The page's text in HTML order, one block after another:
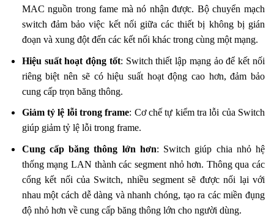
MAC nguồn trong fame mà nó nhận được. Bộ chuyển mạch
switch đảm bảo việc kết nối giữa các thiết bị không bị gián
đoạn và xung đột đến các kết nối khác trong cùng một mạng.
Hiệu suất hoạt động tốt: Switch thiết lập mạng ảo để kết nối
riêng biệt nên sẽ có hiệu suất hoạt động cao hơn, đảm bảo
cung cấp trọn băng thông.
Giảm tỷ lệ lỗi trong frame: Cơ chế tự kiểm tra lỗi của Switch
giúp giảm tỷ lệ lỗi trong frame.
Cung cấp băng thông lớn hơn: Switch giúp chia nhỏ hệ
thống mạng LAN thành các segment nhỏ hơn. Thông qua các
cổng kết nối của Switch, nhiều segment sẽ được nối lại với
nhau một cách dễ dàng và nhanh chóng, tạo ra các miền đụng
độ nhỏ hơn về cung cấp băng thông lớn cho người dùng.